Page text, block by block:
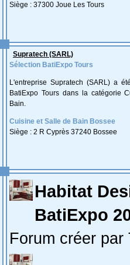
Siège : 37300 Joue Les Tours
Supratech (SARL)
Sélection BatiExpo Tours
L'entreprise Supratech (SARL) a
BatiExpo Tours dans la catégorie
Bain.
Cuisine et Salle de Bain Bossee
Siège : 2 R Cyprès 37240 Bossee
Habitat
BatiExpo
Forum créer par